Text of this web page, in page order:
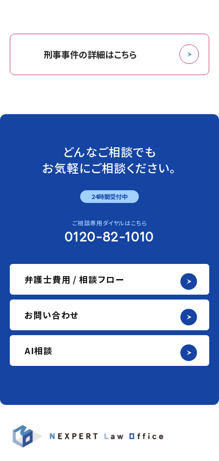
刑事事件の詳細はこちら
どんなご相談でも
お気軽にご相談ください。
24時間受付中
ご相談専用ダイヤルはこちら
0120-82-1010
弁護士費用 / 相談フロー
お問い合わせ
AI相談